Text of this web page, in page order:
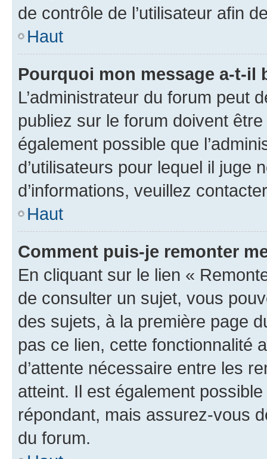
de contrôle de l’utilisateur afin
Haut
Pourquoi mon message a-t-il
L’administrateur du forum peut
publiez sur le forum doivent
également possible que
d’utilisateurs pour lequel il juge
d’informations, veuillez
Haut
Comment puis-je remonter
En cliquant sur le lien «
de consulter un sujet, vous
des sujets, à la première page
pas ce lien, cette fonctionnalité
d’attente nécessaire entre les
atteint. Il est également
répondant, mais assurez-vous
du forum.